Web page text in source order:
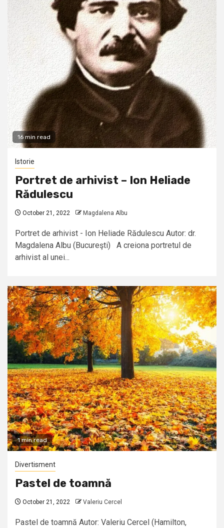
16 min read
Istorie
Portret de arhivist – Ion Heliade
Rădulescu
October 21, 2022 Magdalena Albu
Portret de arhivist - Ion Heliade Rădulescu Autor: dr.
Magdalena Albu (Bucureşti) A creiona portretul de
arhivist al unei...
1 min read
Divertisment
Pastel de toamnă
October 21, 2022 Valeriu Cercel
Pastel de toamnă Autor: Valeriu Cercel (Hamilton,